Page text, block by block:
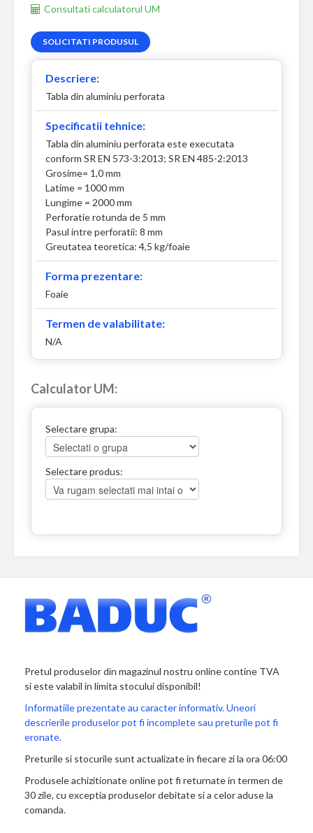
Consultati calculatorul UM
SOLICITATI PRODUSUL
Descriere:
Tabla din aluminiu perforata
Specificatii tehnice:
Tabla din aluminiu perforata este executata
conform SR EN 573-3:2013; SR EN 485-2:2013
Grosime= 1,0 mm
Latime = 1000 mm
Lungime = 2000 mm
Perforatie rotunda de 5 mm
Pasul intre perforatii: 8 mm
Greutatea teoretica: 4,5 kg/foaie
Forma prezentare:
Foaie
Termen de valabilitate:
N/A
Calculator UM:
Selectare grupa:
Selectare produs:
Pretul produselor din magazinul nostru online contine TVA
si este valabil in limita stocului disponibil!
Informatiile prezentate au caracter informativ. Uneori
descrierile produselor pot fi incomplete sau preturile pot fi
eronate.
Preturile si stocurile sunt actualizate in fiecare zi la ora 06:00
Produsele achizitionate online pot fi returnate in termen de
30 zile, cu exceptia produselor debitate si a celor aduse la
comanda.